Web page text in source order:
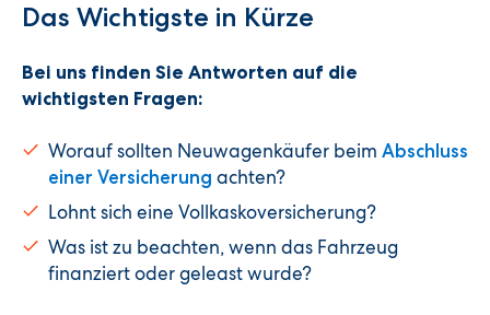
Das Wichtigste in Kürze
Bei uns finden Sie Antworten auf die
wichtigsten Fragen:
Worauf sollten Neuwagenkäufer beim Abschluss
einer Versicherung achten?
Lohnt sich eine Vollkaskoversicherung?
Was ist zu beachten, wenn das Fahrzeug
finanziert oder geleast wurde?